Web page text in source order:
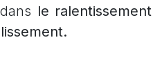
le ralentissement